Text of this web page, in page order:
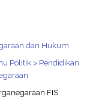
dan Hukum
Politik > Pendidikan
FIS